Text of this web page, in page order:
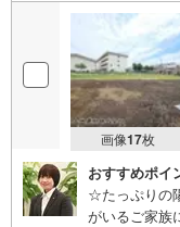
画像17枚
おすすめポイ
☆たっぷりの
がいるご家族